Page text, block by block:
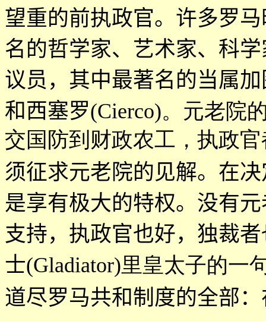
望重的前执政官。许多罗
名的哲学家、艺术家、科
议员，其中最著名的当属加
和西塞罗(Cierco)。元老院
交国防到财政农工，执政
须征求元老院的见解。在
是享有极大的特权。没有
支持，执政官也好，独裁
士(Gladiator)里皇太子的一
道尽罗马共和制度的全部